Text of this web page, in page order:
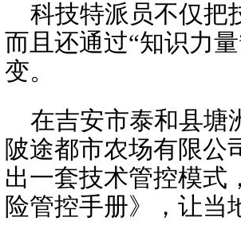
科技特派员不仅把
而且还通过“知识力
变。
在吉安市泰和县塘
陂途都市农场有限公
出一套技术管控模式
险管控手册》，让当